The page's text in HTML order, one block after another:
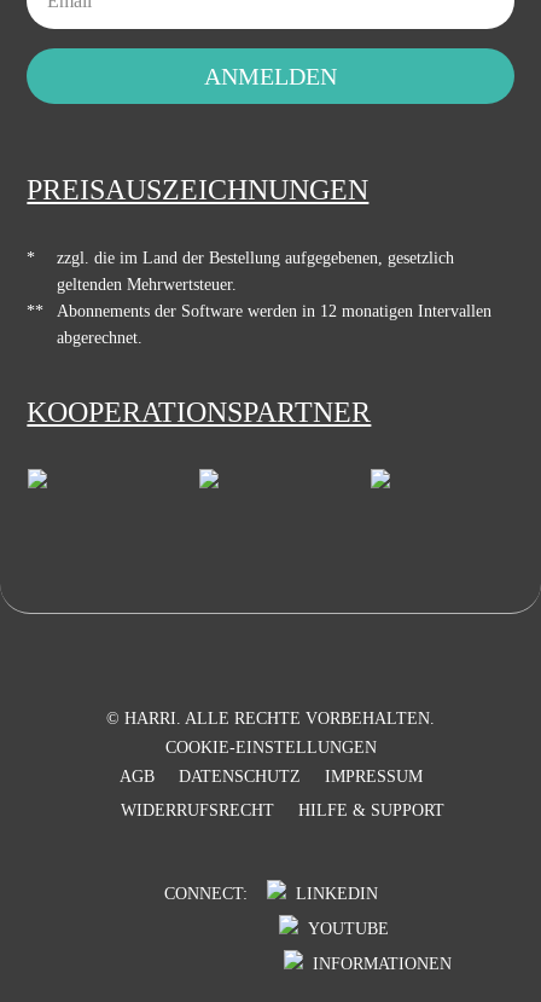
ANMELDEN
PREISAUSZEICHNUNGEN
*
zzgl. die im Land der Bestellung aufgegebenen, gesetzlich
geltenden Mehrwertsteuer.
**
Abonnements der Software werden in 12 monatigen Intervallen
abgerechnet.
KOOPERATIONSPARTNER
© HARRI. ALLE RECHTE VORBEHALTEN.
COOKIE-EINSTELLUNGEN
AGB
DATENSCHUTZ
IMPRESSUM
WIDERRUFSRECHT
HILFE & SUPPORT
CONNECT:
LINKEDIN
YOUTUBE
INFORMATIONEN